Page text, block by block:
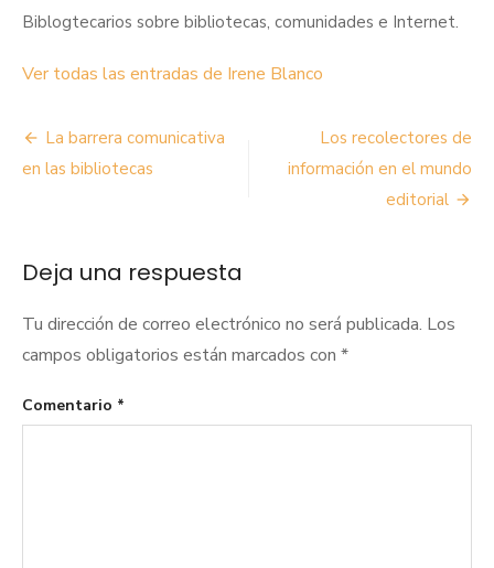
Biblogtecarios sobre bibliotecas, comunidades e Internet.
Ver todas las entradas de Irene Blanco
Navegación
de
La barrera comunicativa
en las bibliotecas
Los recolectores de
información en el mundo
editorial
Deja una respuesta
Tu dirección de correo electrónico no será publicada. Los
campos obligatorios están marcados con *
Comentario *